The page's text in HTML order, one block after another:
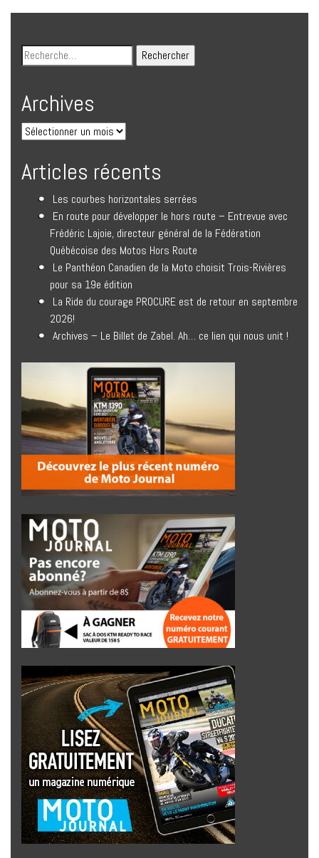
Archives
Articles récents
Les courbes horizontales serrées
En route pour développer le hors route – Entrevue avec
Frédéric Lajoie, directeur général de la Fédération
Québécoise des Motos Hors Route
Le Panthéon Canadien de la Moto choisit Trois-Rivières
pour sa 19e édition
La Ride du courage PROCURE est de retour en septembre
2026!
Archives – Le Billet de Zabel. Ah… ce lien qui nous unit !